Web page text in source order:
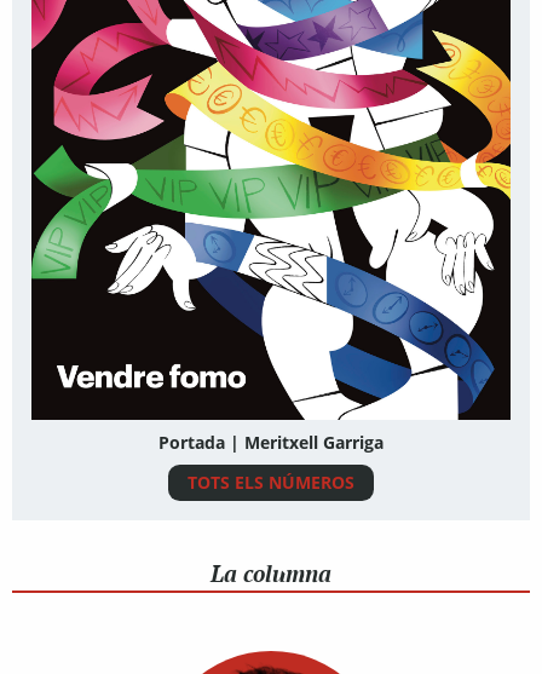
Portada | Meritxell Garriga
TOTS ELS NÚMEROS
La columna